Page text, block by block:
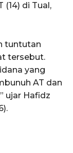
di Tual,
tuntutan
tersebut.
yang
AT dan
ujar Hafidz